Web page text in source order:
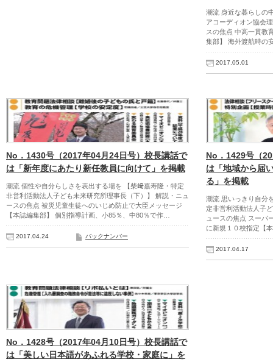
潮流 身近な暮らしの
アコーディオン協会
スの焦点 中高一貫教
集部】 海外渡航時の
2017.05.01
No．1430号（2017年04月24日号）校長講話で
は「新年度にあたり新任教員に向けて」を掲載
潮流 個性や自分らしさを表出する場を 【柴﨑嘉寿隆・特定
非営利活動法人子ども未来研究所理事長（下）】 解説・ニュ
ースの焦点 被災児童生徒へのいじめ防止で大臣メッセージ
【本誌編集部】 個別指導計画、小85％、中80％で作…
2017.04.24 バックナンバー
No．1429号（
は「地域から届
る」を掲載
潮流 思いっきり自分
定非営利活動法人子
ュースの焦点 スーパ
に新規１０校指定【
2017.04.17
No．1428号（2017年04月10日号）校長講話で
は「美しい日本語があふれる学校・家庭に」を